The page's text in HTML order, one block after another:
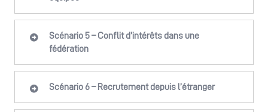
Scénario 5 – Conflit d’intérêts dans une
fédération
Scénario 6 – Recrutement depuis l’étranger